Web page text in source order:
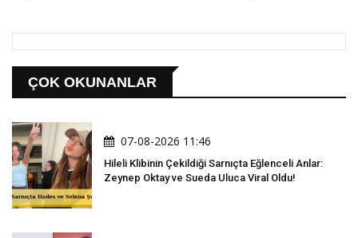
ÇOK OKUNANLAR
07-08-2026 11:46
Hileli Klibinin Çekildiği Sarnıçta Eğlenceli Anlar:
Zeynep Oktay ve Sueda Uluca Viral Oldu!